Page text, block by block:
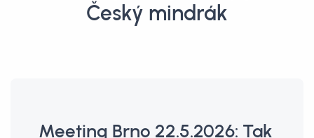
Český mindrák
Meeting Brno 22.5.2026: Tak